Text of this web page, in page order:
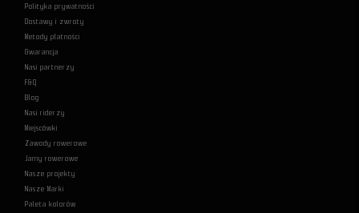
Polityka prywatności
Dostawy i zwroty
Metody płatności
Gwarancja
Nasi partnerzy
F&Q
Blog
Nasi riderzy
Miejscówki
Zawody rowerowe
Jamy rowerowe
Nasze projekty
Nasze Marki
Paleta kolorów